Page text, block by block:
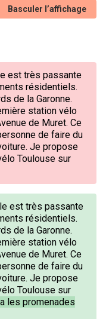
Basculer l’affichage
est très passante
résidentiels.
de la Garonne.
station vélo
de Muret. Ce
de faire du
Je propose
Toulouse sur
est très passante
résidentiels.
de la Garonne.
station vélo
de Muret. Ce
de faire du
Je propose
Toulouse sur
les promenades